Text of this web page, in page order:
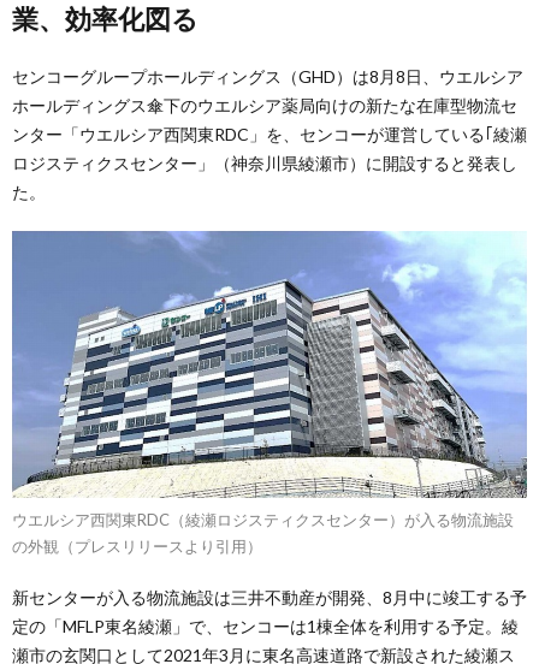
業、効率化図る
センコーグループホールディングス（GHD）は8月8日、ウエルシア
ホールディングス傘下のウエルシア薬局向けの新たな在庫型物流セ
ンター「ウエルシア西関東RDC」を、センコーが運営している｢綾瀬
ロジスティクスセンター」（神奈川県綾瀬市）に開設すると発表し
た。
ウエルシア西関東RDC（綾瀬ロジスティクスセンター）が入る物流施設
の外観（プレスリリースより引用）
新センターが入る物流施設は三井不動産が開発、8月中に竣工する予
定の「MFLP東名綾瀬」で、センコーは1棟全体を利用する予定。綾
瀬市の玄関口として2021年3月に東名高速道路で新設された綾瀬ス